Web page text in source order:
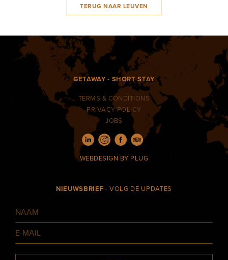
TERUG NAAR LEUVEN
GETAWAY- SHORT STAY
TERMS & CONDITIONS
PRIVACY POLICY
JOBS
WEBDESIGN BY PLUG
NIEUWSBRIEF - VOLG DE UPDATES